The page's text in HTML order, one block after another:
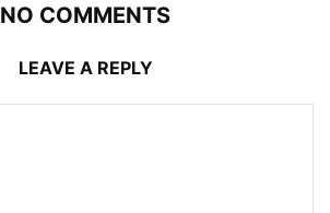
NO COMMENTS
LEAVE A REPLY